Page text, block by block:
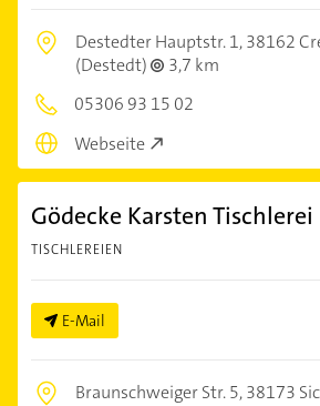
Destedter Hauptstr. 1,38162
(Destedt)
3,7 km
05306 93 15 02
Webseite
Gödecke Karsten Tischlerei
TISCHLEREIEN
E-Mail
Braunschweiger Str. 5,38173